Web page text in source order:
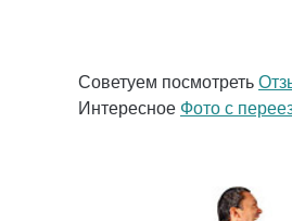
Советуем посмотреть
Интересное Фото с